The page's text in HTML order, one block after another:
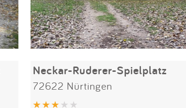
Neckar-Ruderer-Spielplatz
72622 Nürtingen